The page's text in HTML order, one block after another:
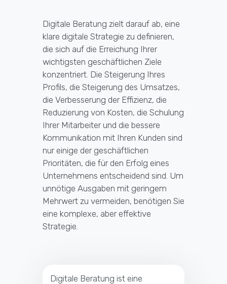
Digitale Beratung zielt darauf ab, eine
klare digitale Strategie zu definieren,
die sich auf die Erreichung Ihrer
wichtigsten geschäftlichen Ziele
konzentriert. Die Steigerung Ihres
Profils, die Steigerung des Umsatzes,
die Verbesserung der Effizienz, die
Reduzierung von Kosten, die Schulung
Ihrer Mitarbeiter und die bessere
Kommunikation mit Ihren Kunden sind
nur einige der geschäftlichen
Prioritäten, die für den Erfolg eines
Unternehmens entscheidend sind. Um
unnötige Ausgaben mit geringem
Mehrwert zu vermeiden, benötigen Sie
eine komplexe, aber effektive
Strategie.
Digitale Beratung ist eine